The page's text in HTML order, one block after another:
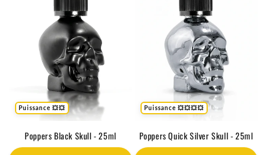
Puissance 💥💥
Poppers Black Skull - 25ml
Puissance 💥💥💥💥
Poppers Quick Silver Skull - 25ml